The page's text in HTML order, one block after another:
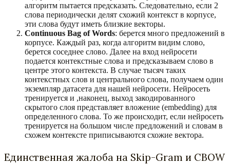
алгоритм пытается предсказать. Следовательно, если 2
слова периодически делят cхожий контекст в корпусе,
эти слова будут иметь близкие векторы.
Continuous Bag of Words: берется много предложений в
корпусе. Каждый раз, когда алгоритм видим слово,
берется соседнее слово. Далее на вход нейросети
подается контекстные слова и предсказываем слово в
центре этого контекста. В случае тысяч таких
контекстных слов и центрального слова, получаем один
экземпляр датасета для нашей нейросети. Нейросеть
тренируется и ,наконец, выход закодированного
скрытого слоя представляет вложение (embedding) для
определенного слова. То же происходит, если нейросеть
тренируется на большом числе предложений и словам в
схожем контексте приписываются схожие вектора.
Единственная жалоба на Skip-Gram и CBOW